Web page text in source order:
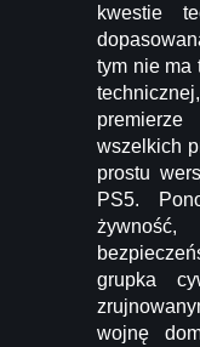
kwestie
tym nie ma
wszelkich
prostu
PS5.
grupka
wojnę